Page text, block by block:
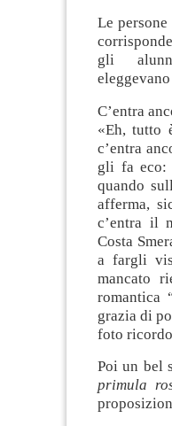
Le
gli alunni
eleggevano
C’entra
«Eh, tutto
c’entra
gli fa eco:
quando
afferma,
c’entra il
Costa
a fargli
mancato
romantica
grazia di
foto
Poi un bel
primula